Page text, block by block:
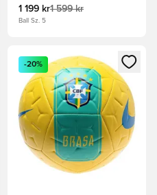
1 199 kr1 599 kr
Ball Sz. 5
in eller registrera dig som
Öppnar en Modal för att
-20%